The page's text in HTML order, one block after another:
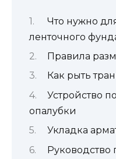
Что нужно
ленточного
Правила
Как рыть
Устройство
опалубки
Укладка
Руководство